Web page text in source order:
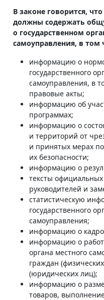
В законе говорится,
должны содержать
о государственном
самоуправления, в том
информацию о
государственного
самоуправления, в
правовые акты;
информацию об
программах;
информацию о
и территорий от
и принятых мерах
их безопасности;
информацию о
тексты
руководителей и
статистическую
государственного
самоуправления;
информацию о
информацию о
органа местного
граждан
(юридических лиц);
информацию о
товаров,